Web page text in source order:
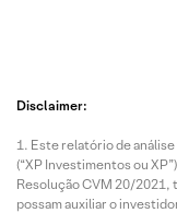
Disclaimer:
Este relatório de
(“XP Investimentos ou
Resolução CVM 20/2021,
possam auxiliar o